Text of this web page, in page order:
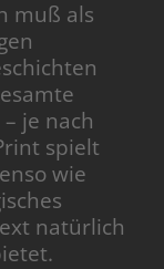
muß als
je nach
spielt
wie
natürlich